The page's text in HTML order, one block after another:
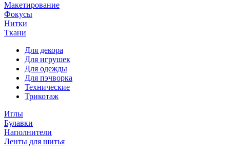
Макетирование
Фокусы
Нитки
Ткани
Для декора
Для игрушек
Для одежды
Для пэчворка
Технические
Трикотаж
Иглы
Булавки
Наполнители
Ленты для шитья